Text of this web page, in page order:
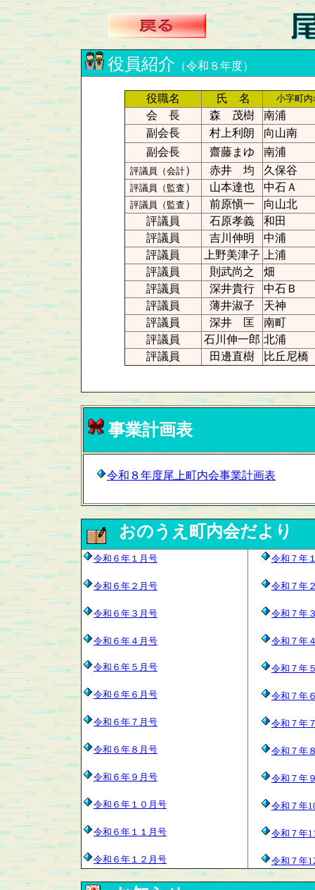
役員紹介 （令和８年度）
役職名 氏 名 小字町内
会 長 森 茂樹
南浦
副会長
村上利朗
向山南
副会長
齋藤まゆ 南浦
評議員（会計） 赤井 均 久保谷
評議員（監査 ） 山本達也 中石Ａ
評議員（監査 ） 前原愼一
向山北
評議員
石原孝義
和田
評議員
吉川伸明
中浦
評議員
上野美津子
上浦
評議員
則武尚之
畑
評議員
深井貴行
中石Ｂ
評議員
薄井淑子
天神
評議員
深井 匡
南町
評議員
石川伸一郎 北浦
評議員
田邊直樹 比丘尼橋
事業計画表
令和８年度尾上町内会事業計画表
おのうえ町内会だより
令和６年１月号
令和６年２月号
令和６年３月号
令和６年４月号
令和６年５月号
令和６年６月号
令和６年７月号
令和６年８月号
令和６年９月号
令和６年１０月号
令和６年１１月号
令和６年１２月号
令和７年
令和７年
令和７年
令和７年
令和７年
令和７年
令和７年
令和７年
令和７年
令和７年
令和７年
令和７年